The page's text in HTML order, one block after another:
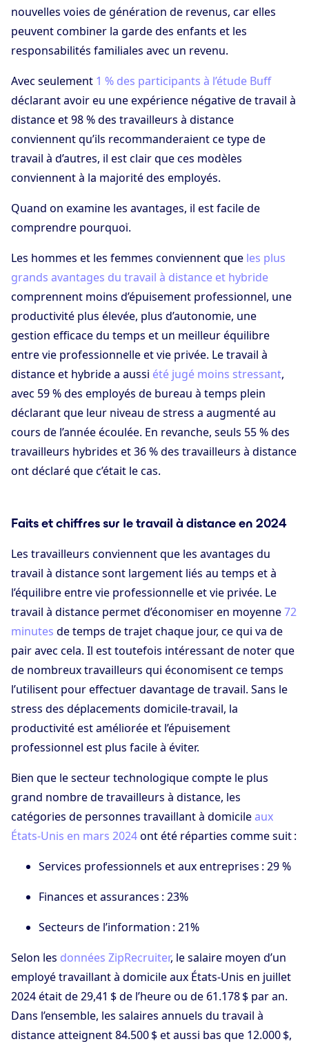
nouvelles voies de génération de revenus, car elles
peuvent combiner la garde des enfants et les
responsabilités familiales avec un revenu.
Avec seulement 1 % des participants à l’étude Buff
déclarant avoir eu une expérience négative de travail à
distance et 98 % des travailleurs à distance
conviennent qu’ils recommanderaient ce type de
travail à d’autres, il est clair que ces modèles
conviennent à la majorité des employés.
Quand on examine les avantages, il est facile de
comprendre pourquoi.
Les hommes et les femmes conviennent que les plus
grands avantages du travail à distance et hybride
comprennent moins d’épuisement professionnel, une
productivité plus élevée, plus d’autonomie, une
gestion efficace du temps et un meilleur équilibre
entre vie professionnelle et vie privée. Le travail à
distance et hybride a aussi été jugé moins stressant,
avec 59 % des employés de bureau à temps plein
déclarant que leur niveau de stress a augmenté au
cours de l’année écoulée. En revanche, seuls 55 % des
travailleurs hybrides et 36 % des travailleurs à distance
ont déclaré que c’était le cas.
Faits et chiffres sur le travail à distance en 2024
Les travailleurs conviennent que les avantages du
travail à distance sont largement liés au temps et à
l’équilibre entre vie professionnelle et vie privée. Le
travail à distance permet d’économiser en moyenne72
minutes de temps de trajet chaque jour, ce qui va de
pair avec cela. Il est toutefois intéressant de noter que
de nombreux travailleurs qui économisent ce temps
l’utilisent pour effectuer davantage de travail. Sans le
stress des déplacements domicile-travail, la
productivité est améliorée et l’épuisement
professionnel est plus facile à éviter.
Bien que le secteur technologique compte le plus
grand nombre de travailleurs à distance, les
catégories de personnes travaillant à domicileaux
États-Unis en mars 2024ont été réparties comme suit :
Services professionnels et aux entreprises : 29 %
Finances et assurances : 23%
Secteurs de l’information : 21%
Selon les données ZipRecruiter, le salaire moyen d’un
employé travaillant à domicile aux États-Unis en juillet
2024 était de 29,41 $ de l’heure ou de 61.178 $ par an.
Dans l’ensemble, les salaires annuels du travail à
distance atteignent 84.500 $ et aussi bas que 12.000 $,